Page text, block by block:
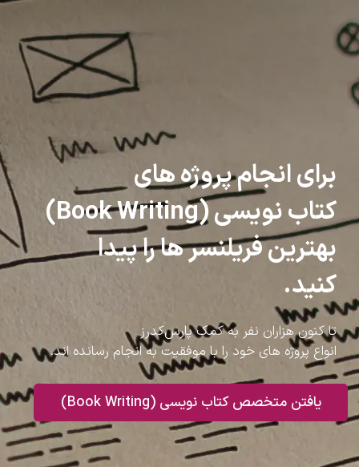
برای انجام پروژه های
کتاب نویسی (Book Writing)
بهترین فریلنسر ها را پیدا
کنید.
تا کنون هزاران نفر به کمک پارس‌کدرز
انواع پروژه های خود را با موفقیت به انجام رسانده اند.
یافتن متخصص کتاب نویسی (Book Writing)